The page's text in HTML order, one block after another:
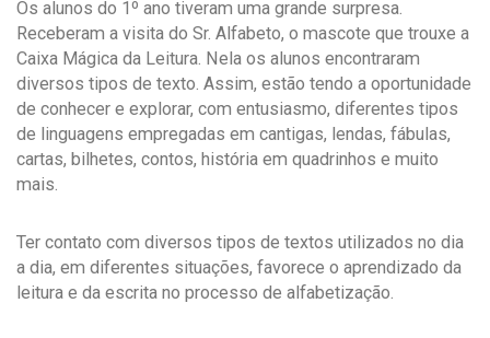
Os alunos do 1º ano tiveram uma grande surpresa.
Receberam a visita do Sr. Alfabeto, o mascote que trouxe a
Caixa Mágica da Leitura. Nela os alunos encontraram
diversos tipos de texto. Assim, estão tendo a oportunidade
de conhecer e explorar, com entusiasmo, diferentes tipos
de linguagens empregadas em cantigas, lendas, fábulas,
cartas, bilhetes, contos, história em quadrinhos e muito
mais.
Ter contato com diversos tipos de textos utilizados no dia
a dia, em diferentes situações, favorece o aprendizado da
leitura e da escrita no processo de alfabetização.